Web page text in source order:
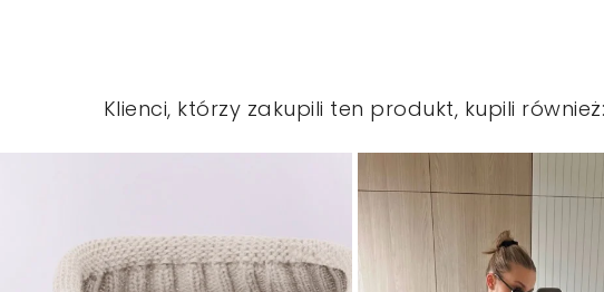
Klienci, którzy zakupili ten produkt, kupili